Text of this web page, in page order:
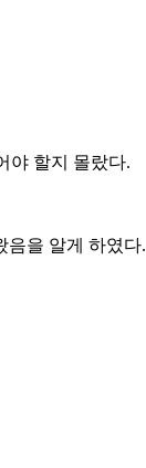
야 할지 몰랐다.
음을 알게 하였다.